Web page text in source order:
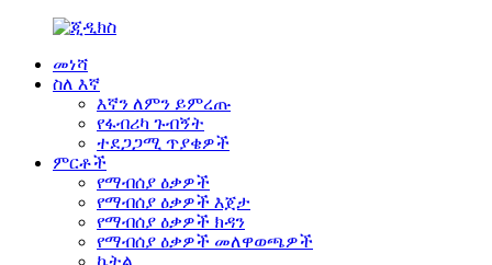
መነሻ
ስለ እኛ
እኛን ለምን ይምረጡ
የፋብሪካ ጉብኝት
ተደጋጋሚ ጥያቄዎች
ምርቶች
የማብሰያ ዕቃዎች
የማብሰያ ዕቃዎች እጀታ
የማብሰያ ዕቃዎች ክዳን
የማብሰያ ዕቃዎች መለዋወጫዎች
ኬትል